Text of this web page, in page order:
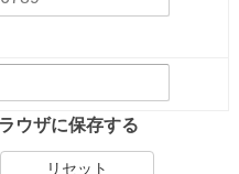
ウザに保存する
リセット